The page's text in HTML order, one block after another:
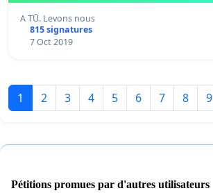
A TŪ. Levons nous
815 signatures
7 Oct 2019
1 2 3 4 5 6 7 8 9
Pétitions promues par d'autres utilisateurs